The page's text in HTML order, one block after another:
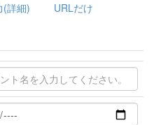
(詳細) URLだけ